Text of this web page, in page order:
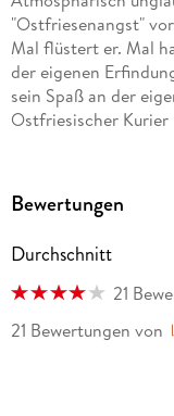
"Ostfriesenangst"
Mal flüstert er. Mal
der eigenen
sein Spaß an der
Ostfriesischer Kurier
Bewertungen
Durchschnitt
21
21 Bewertungen von